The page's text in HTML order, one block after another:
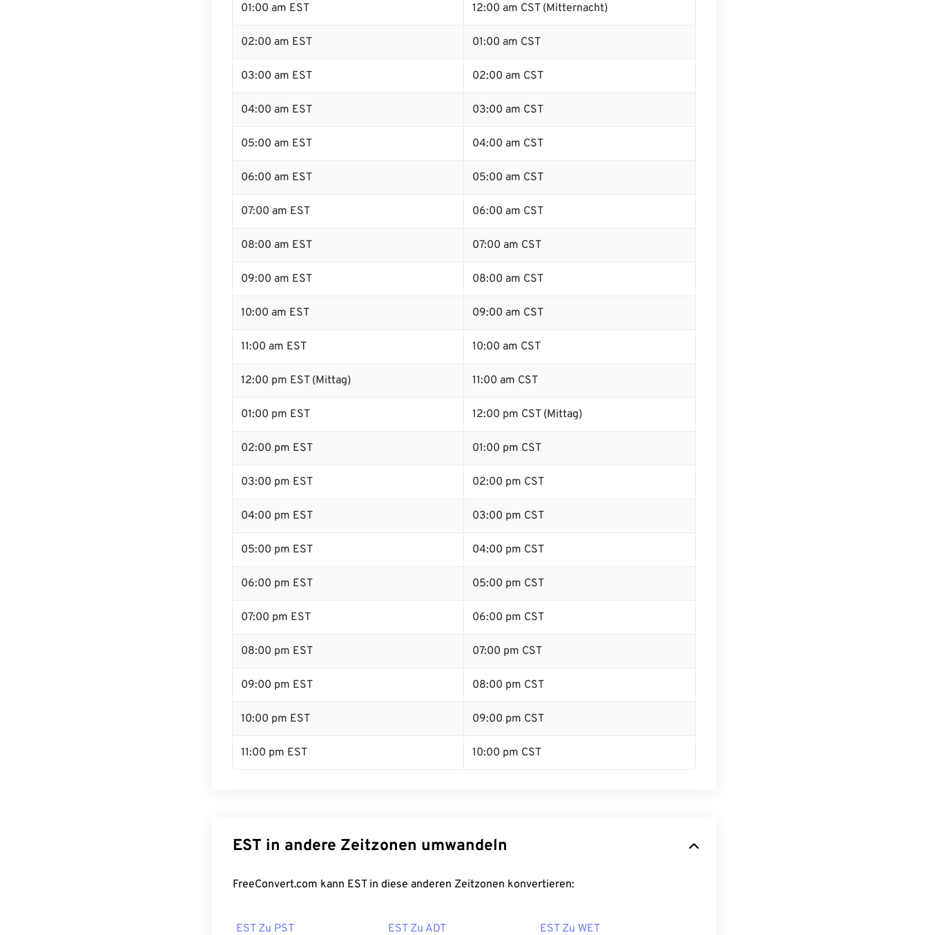
01:00 am EST 12:00 am CST (Mitternacht)
02:00 am EST 01:00 am CST
03:00 am EST 02:00 am CST
04:00 am EST 03:00 am CST
05:00 am EST 04:00 am CST
06:00 am EST 05:00 am CST
07:00 am EST 06:00 am CST
08:00 am EST 07:00 am CST
09:00 am EST 08:00 am CST
10:00 am EST 09:00 am CST
11:00 am EST 10:00 am CST
12:00 pm EST (Mittag) 11:00 am CST
01:00 pm EST 12:00 pm CST (Mittag)
02:00 pm EST 01:00 pm CST
03:00 pm EST 02:00 pm CST
04:00 pm EST 03:00 pm CST
05:00 pm EST 04:00 pm CST
06:00 pm EST 05:00 pm CST
07:00 pm EST 06:00 pm CST
08:00 pm EST 07:00 pm CST
09:00 pm EST 08:00 pm CST
10:00 pm EST 09:00 pm CST
11:00 pm EST 10:00 pm CST
EST in andere Zeitzonen umwandeln
FreeConvert.com kann EST in diese anderen Zeitzonen konvertieren:
EST Zu PST EST Zu ADT EST Zu WET